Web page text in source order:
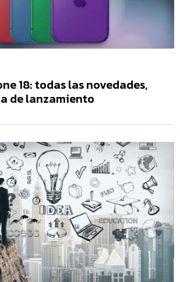
18: todas las novedades,
de lanzamiento